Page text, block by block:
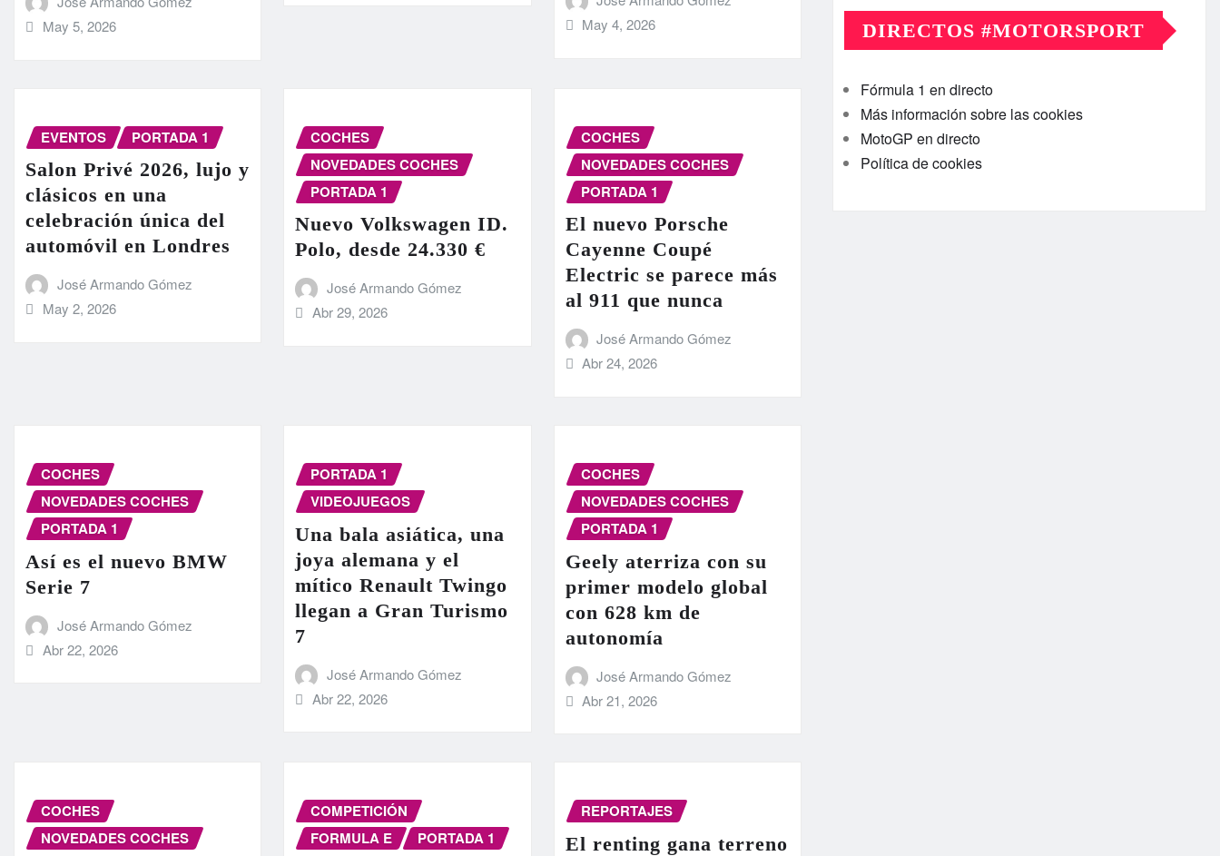
May 5, 2026
May 4, 2026
EVENTOS PORTADA 1
Salon Privé 2026, lujo y
clásicos en una
celebración única del
automóvil en Londres
José Armando Gómez
May 2, 2026
COCHES
NOVEDADES COCHES
PORTADA 1
Nuevo Volkswagen ID.
Polo, desde 24.330 €
José Armando Gómez
Abr 29, 2026
COCHES
NOVEDADES COCHES
PORTADA 1
El nuevo Porsche
Cayenne Coupé
Electric se parece más
al 911 que nunca
José Armando Gómez
Abr 24, 2026
COCHES
NOVEDADES COCHES
PORTADA 1
Así es el nuevo BMW
Serie 7
José Armando Gómez
Abr 22, 2026
PORTADA 1
VIDEOJUEGOS
Una bala asiática, una
joya alemana y el
mítico Renault Twingo
llegan a Gran Turismo
7
José Armando Gómez
Abr 22, 2026
COCHES
NOVEDADES COCHES
PORTADA 1
Geely aterriza con su
primer modelo global
con 628 km de
autonomía
José Armando Gómez
Abr 21, 2026
COCHES
NOVEDADES COCHES
COMPETICIÓN
FORMULA E
PORTADA 1
REPORTAJES
El renting gana terreno
DIRECTOS #MOTORSPORT
Fórmula 1 en directo
Más información sobre las cookies
MotoGP en directo
Política de cookies